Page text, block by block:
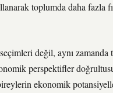
toplumda daha fazla
değil, aynı
perspektifler
ekonomik